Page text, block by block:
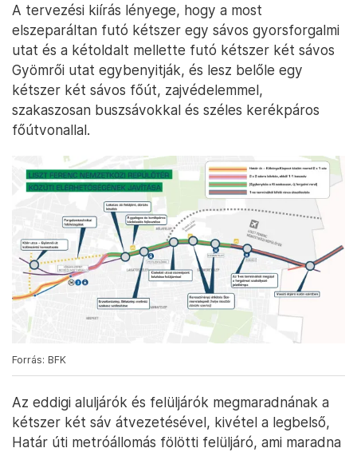
A tervezési kiírás lényege, hogy a most
elszeparáltan futó kétszer egy sávos gyorsforgalmi
utat és a kétoldalt mellette futó kétszer két sávos
Gyömrői utat egybenyitják, és lesz belőle egy
kétszer két sávos főút, zajvédelemmel,
szakaszosan buszsávokkal és széles kerékpáros
főútvonallal.
Forrás: BFK
Az eddigi aluljárók és felüljárók megmaradnának a
kétszer két sáv átvezetésével, kivétel a legbelső,
Határ úti metróállomás fölötti felüljáró, ami maradna